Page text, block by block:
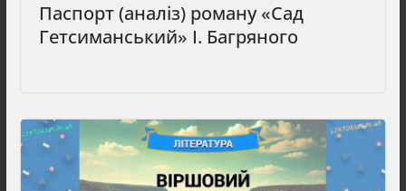
Паспорт (аналіз) роману «Сад
Гетсиманський» І. Багряного